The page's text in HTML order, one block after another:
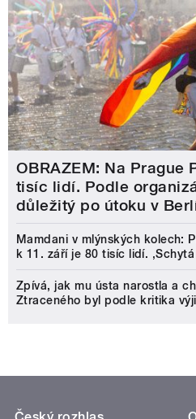
OBRAZEM: Na Prague
tisíc lidí. Podle
důležitý po útoku v
Mamdani v mlýnských kolech:
k 11. září je 80 tisíc lidí.
Zpívá, jak mu ústa narostla a
Ztraceného byl podle kritika